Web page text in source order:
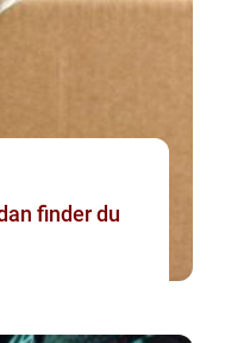
finder du